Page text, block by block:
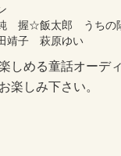
握☆飯太郎 うち
子 萩原ゆい
しめる童話オーデ
楽しみ下さい。